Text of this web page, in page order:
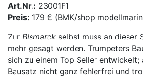
Art.Nr.: 23001F1
Preis: 179 € (BMK/shop
Zur Bismarck selbst muss an dieser
mehr gesagt werden. Trumpeters
sich zu einem Top Seller entwickelt;
Bausatz nicht ganz fehlerfrei und